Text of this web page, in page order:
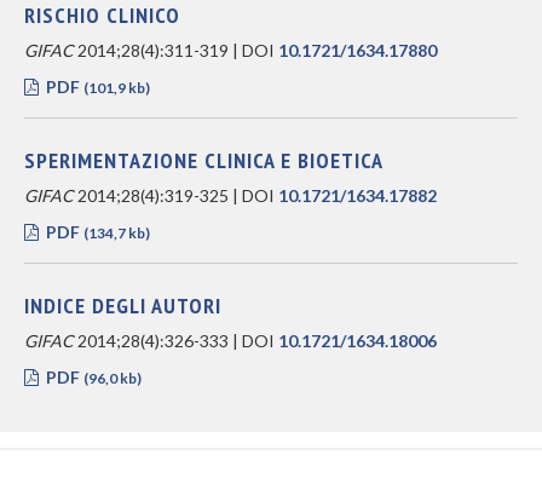
RISCHIO CLINICO
GIFAC2014;28(4):311-319 | DOI 10.1721/1634.17880
PDF (101,9 kb)
SPERIMENTAZIONE CLINICA E BIOETICA
GIFAC2014;28(4):319-325 | DOI 10.1721/1634.17882
PDF (134,7 kb)
INDICE DEGLI AUTORI
GIFAC2014;28(4):326-333 | DOI 10.1721/1634.18006
PDF (96,0 kb)